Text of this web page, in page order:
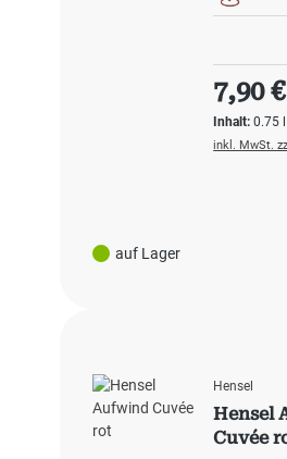
auf Lager
Inhalt:0.75
7,90 €
inkl. MwSt.
Hensel
Hensel
Cuvée